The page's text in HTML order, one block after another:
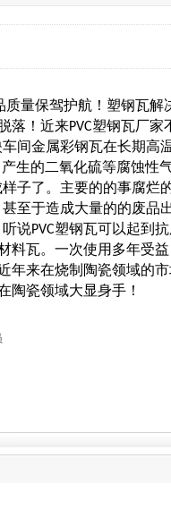
量保驾护航！塑钢瓦解
落！近来PVC塑钢瓦厂
间金属彩钢瓦在长期
生的二氧化硫等腐蚀性
子了。主要的的事腐烂
至于造成大量的的废品
说PVC塑钢瓦可以起到
瓦。一次使用多年受益
年来在烧制陶瓷领域的
陶瓷领域大显身手！